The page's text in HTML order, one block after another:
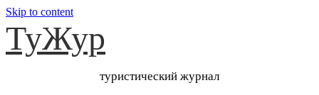
Skip to content
ТуЖур
туристический журнал